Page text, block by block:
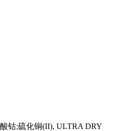
钴;硫化铜(II), ULTRA DRY